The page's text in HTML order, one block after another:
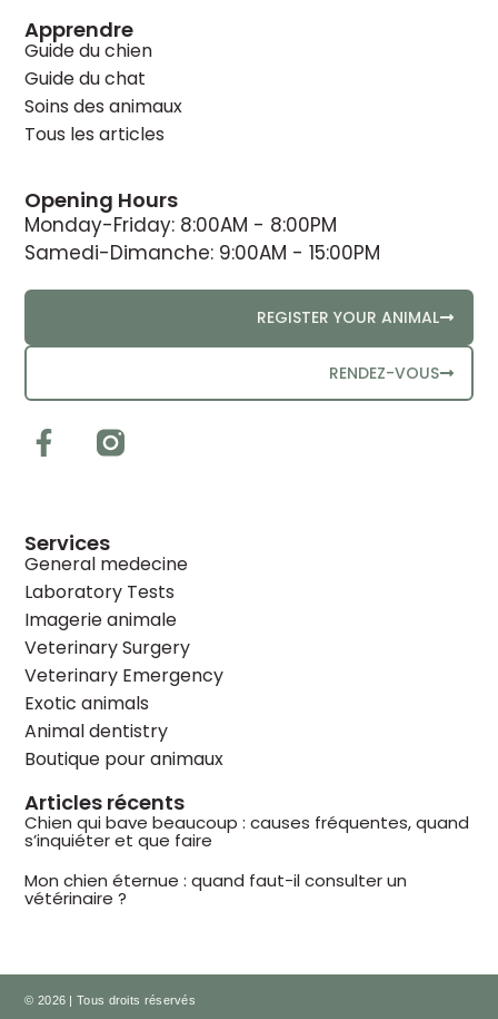
Services
General medecine
Laboratory Tests
Imagerie animale
Veterinary Surgery
Veterinary Emergency
Exotic animals
Animal dentistry
Boutique pour animaux
Articles récents
Chien qui bave beaucoup : causes fréquentes, quand
s’inquiéter et que faire
Mon chien éternue : quand faut-il consulter un
vétérinaire ?
Apprendre
Guide du chien
Guide du chat
Soins des animaux
Tous les articles
Opening Hours
Monday-Friday: 8:00AM - 8:00PM
Samedi-Dimanche: 9:00AM - 15:00PM
REGISTER YOUR ANIMAL
RENDEZ-VOUS
© 2026 | Tous droits réservés